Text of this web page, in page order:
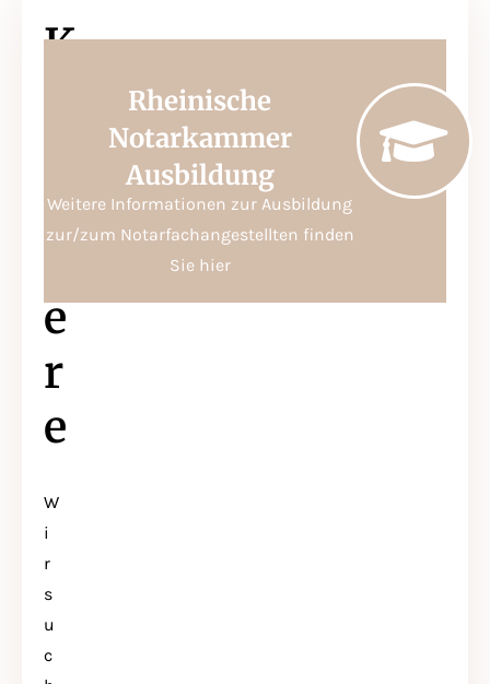
K
R
E
R
E
W
i
r
s
u
c
Rheinische
Notarkammer
Ausbildung
Weitere Informationen zur Ausbildung
zur/zum Notarfachangestellten finden
Sie hier